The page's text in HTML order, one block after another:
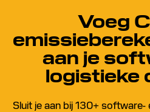
Voeg
aan je
logistieke
Sluit je aan bij 130+